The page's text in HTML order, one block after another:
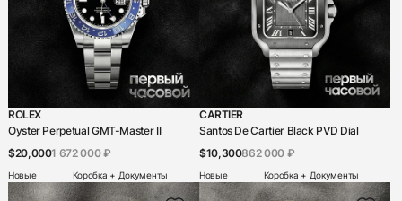
ROLEX
Oyster Perpetual GMT-Master II
$20,0001 672 000 ₽
Новые Коробка + Документы
CARTIER
Santos De Cartier Black PVD Dial
$10,300862 000 ₽
Новые Коробка + Документы